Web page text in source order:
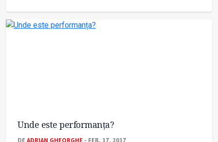
Unde este performanța?
DE ADRIAN GHEORGHE - FEB. 17, 2017